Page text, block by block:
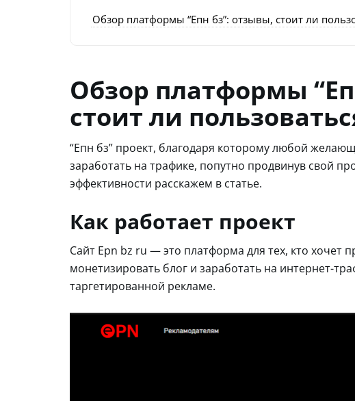
Обзор платформы “Епн бз”: отзывы, стоит ли
Обзор платформы
стоит ли
“Епн бз” проект, благодаря которому любой
заработать на трафике, попутно продвинув свой
эффективности расскажем в статье.
Как работает проект
Сайт Epn bz ru — это платформа для тех, кто хочет
монетизировать блог и заработать на интернет-
таргетированной рекламе.